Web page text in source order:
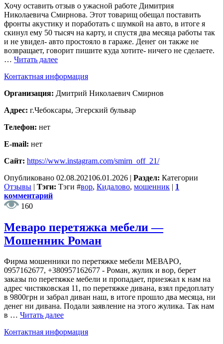
Хочу оставить отзыв о ужасной работе Димитрия
Николаевича Смирнова. Этот товарищ обещал поставить
фронты акустику и поработать с шумкой на авто, в итоге я
скинул ему 50 тысяч на карту, и спустя два месяца работы так
и не увидел- авто простояло в гараже. Денег он также не
возвращает, говорит пишите куда хотите- ничего не сделаете.
… Читать далее
Контактная информация
Организация: Дмитрий Николаевич Смирнов
Адрес: г.Чебоксары, Эгерский бульвар
Телефон: нет
E-mail: нет
Сайт: https://www.instagram.com/smirn_off_21/
Опубликовано 02.08.202106.01.2026 | Раздел: Категории
Отзывы | Тэги: Тэги #вор, Кидалово, мошенник | 1
комментарий
160
Меваро перетяжка мебели —
Мошенник Роман
Фирма мошенники по перетяжке мебели МЕВАРО,
0957162677, +380957162677 - Роман, жулик и вор, берет
заказы по перетяжке мебели и пропадает, приезжал к нам на
адрес чистяковская 11, по перетяжке дивана, взял предоплату
в 9800грн и забрал диван наш, в итоге прошло два месяца, ни
денег ни дивана. Подали заявление на этого жулика. Так нам
в … Читать далее
Контактная информация